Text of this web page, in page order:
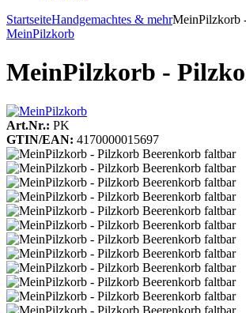
StartseiteHandgemachtes & mehrMeinPilzkorb
MeinPilzkorb
MeinPilzkorb -
Art.Nr.: PK
GTIN/EAN: 4170000015697